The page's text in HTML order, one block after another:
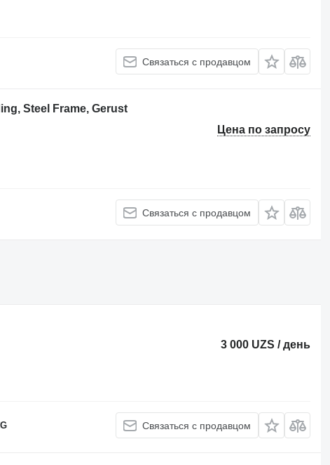
Связаться с продавцом
Steel Frame, Gerust
Цена по запросу
Связаться с продавцом
3 000 UZS / день
Связаться с продавцом